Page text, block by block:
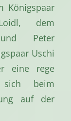
Königspaar
dem
Peter
Uschi
eine rege
sich beim
auf der